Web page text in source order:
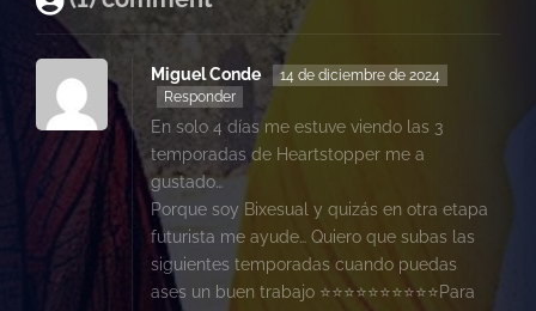
Miguel Conde
14 de diciembre de 2024
Responder
En solo 4 días me estuve viendo las 3
temporadas de Heartstopper me a
gustado…
Porque soy Bixesual y quizás en otra etapa
futurista me ayude… Quiero que subas las
siguientes temporadas cuando puedas
ases un buen trabajo ⭐⭐⭐⭐⭐⭐⭐⭐⭐⭐Para